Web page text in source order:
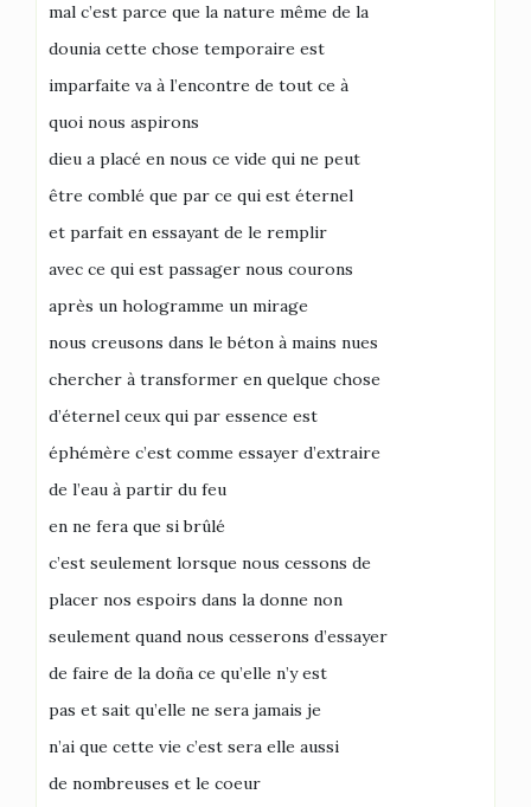
mal c’est parce que la nature même de la
dounia cette chose temporaire est
imparfaite va à l’encontre de tout ce à
quoi nous aspirons
dieu a placé en nous ce vide qui ne peut
être comblé que par ce qui est éternel
et parfait en essayant de le remplir
avec ce qui est passager nous courons
après un hologramme un mirage
nous creusons dans le béton à mains nues
chercher à transformer en quelque chose
d’éternel ceux qui par essence est
éphémère c’est comme essayer d’extraire
de l’eau à partir du feu
en ne fera que si brûlé
c’est seulement lorsque nous cessons de
placer nos espoirs dans la donne non
seulement quand nous cesserons d’essayer
de faire de la doña ce qu’elle n’y est
pas et sait qu’elle ne sera jamais je
n’ai que cette vie c’est sera elle aussi
de nombreuses et le coeur